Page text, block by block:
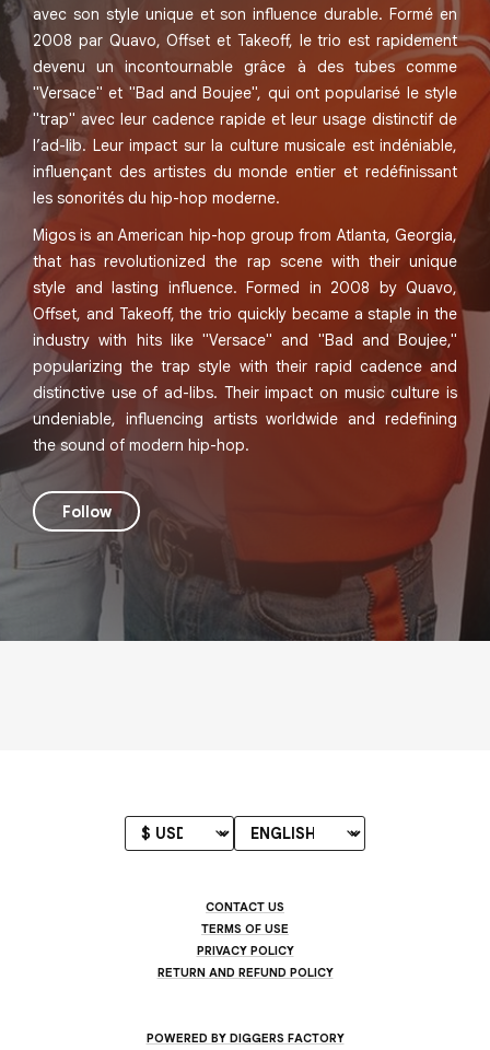
avec son style unique et son influence durable. Formé en
2008 par Quavo, Offset et Takeoff, le trio est rapidement
devenu un incontournable grâce à des tubes comme
"Versace" et "Bad and Boujee", qui ont popularisé le style
"trap" avec leur cadence rapide et leur usage distinctif de
l’ad-lib. Leur impact sur la culture musicale est indéniable,
influençant des artistes du monde entier et redéfinissant
les sonorités du hip-hop moderne.
Migos is an American hip-hop group from Atlanta, Georgia,
that has revolutionized the rap scene with their unique
style and lasting influence. Formed in 2008 by Quavo,
Offset, and Takeoff, the trio quickly became a staple in the
industry with hits like "Versace" and "Bad and Boujee,"
popularizing the trap style with their rapid cadence and
distinctive use of ad-libs. Their impact on music culture is
undeniable, influencing artists worldwide and redefining
the sound of modern hip-hop.
Follow
CONTACT US
TERMS OF USE
PRIVACY POLICY
RETURN AND REFUND POLICY
POWERED BY DIGGERS FACTORY